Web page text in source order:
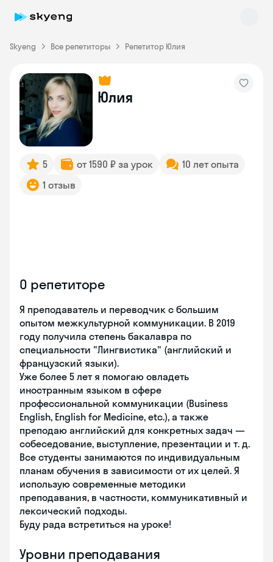
Skyeng Все репетиторы Репетитор Юлия
Юлия
5 от 1590 ₽ за урок
10 лет опыта
1 отзыв
О репетиторе
Я преподаватель и переводчик c большим
опытом межкультурной коммуникации. В 2019
году получила степень бакалавра по
специальности "Лингвистика" (английский и
французский языки).
Уже более 5 лет я помогаю овладеть
иностранным языком в сфере
профессиональной коммуникации (Business
English, English for Medicine, etc.), а также
преподаю английский для конкретных задач —
собеседование, выступление, презентации и т. д.
Все студенты занимаются по индивидуальным
планам обучения в зависимости от их целей. Я
использую современные методики
преподавания, в частности, коммуникативный и
лексический подходы.
Буду рада встретиться на уроке!
Уровни преподавания
Skyeng Chat
online